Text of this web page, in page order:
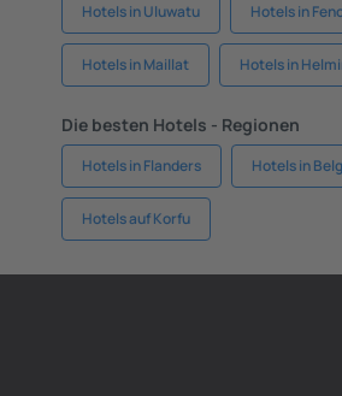
Hotels in Uluwatu Hotels in
Hotels in Maillat Hotels in
Die besten Hotels - Regionen
Hotels in Flanders Hotels in
Hotels auf Korfu